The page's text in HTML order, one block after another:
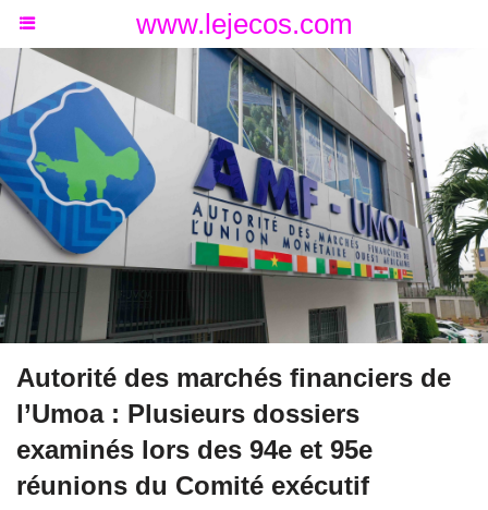
www.lejecos.com
Autorité des marchés financiers de
l’Umoa : Plusieurs dossiers
examinés lors des 94e et 95e
réunions du Comité exécutif